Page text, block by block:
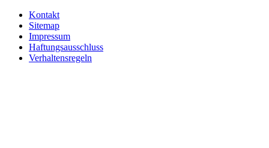
Kontakt
Sitemap
Impressum
Haftungsausschluss
Verhaltensregeln